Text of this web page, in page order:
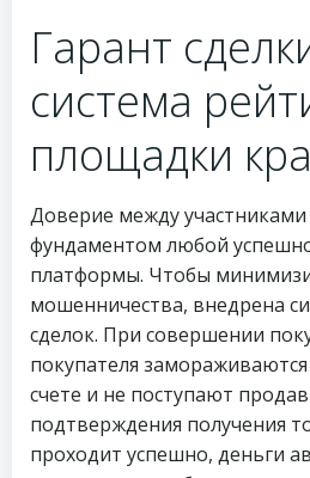
Гарант
система
площадки
Доверие между участниками
фундаментом любой
платформы. Чтобы
мошенничества, внедрена
сделок. При совершении
покупателя
счете и не поступают
подтверждения получения
проходит успешно, деньги